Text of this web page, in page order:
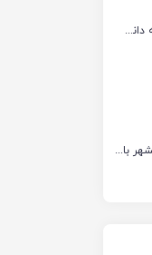
پتروشیمی اروند ۹۸۵ بسته نوشت‌افزار به دانش‌آموزان تحت پوشش کمیته امداد بندرماهشهر اهدا کرد
سمینارهای فرهنگی و آموزشی در بندرماهشهر با همکاری فرهنگ‌سرای پتروشیمی مارون